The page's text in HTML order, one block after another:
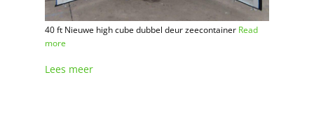
40 ft Nieuwe high cube dubbel deur zeecontainer Read
more
Lees meer